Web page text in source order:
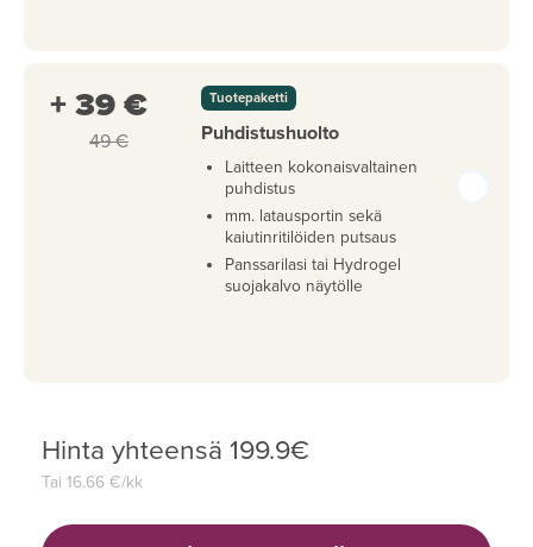
+ 39 €
49 €
Tuotepaketti
Puhdistushuolto
Laitteen kokonaisvaltainen
puhdistus
mm. latausportin sekä
kaiutinritilöiden putsaus
Panssarilasi tai Hydrogel
suojakalvo näytölle
Hinta yhteensä 199.9€
Tai 16.66 €/kk